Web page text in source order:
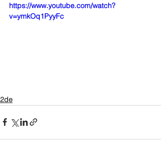
https://www.youtube.com/watch?
v=ymkOq1PyyFc
2de